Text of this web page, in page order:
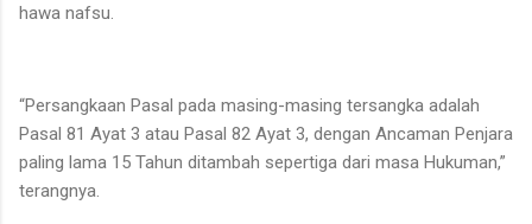
hawa nafsu.
“Persangkaan Pasal pada masing-masing tersangka adalah
Pasal 81 Ayat 3 atau Pasal 82 Ayat 3, dengan Ancaman Penjara
paling lama 15 Tahun ditambah sepertiga dari masa Hukuman,”
terangnya.